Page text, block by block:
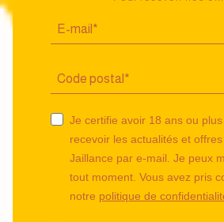
Je certifie avoir 18 ans ou
recevoir les actualités et
Jaillance par e-mail. Je peux
tout moment. Vous avez pris
notre politique de